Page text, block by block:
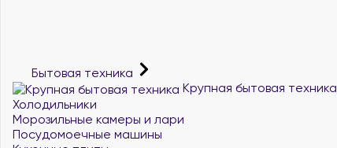
Бытовая техника
Крупная бытовая техника
Холодильники
Морозильные камеры и лари
Посудомоечные машины